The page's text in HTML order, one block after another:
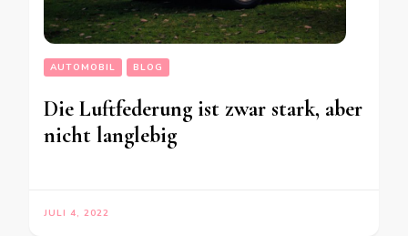
AUTOMOBIL BLOG
Die Luftfederung ist zwar stark, aber
nicht langlebig
JULI 4, 2022